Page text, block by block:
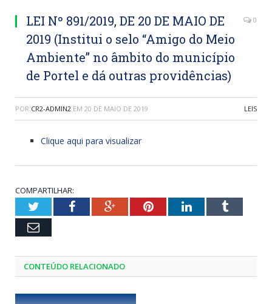
LEI Nº 891/2019, DE 20 DE MAIO DE
2019 (Institui o selo “Amigo do Meio
Ambiente” no âmbito do município
de Portel e dá outras providências)
0
POR CR2-ADMIN2 EM 20 DE MAIO DE 2019 LEIS
Clique aqui para visualizar
COMPARTILHAR:
TwitterFacebookGoogle+PinterestLinkedInTumblr
Email
CONTEÚDO RELACIONADO